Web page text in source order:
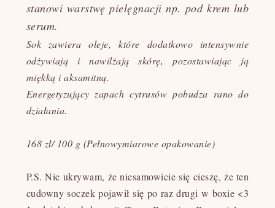
stanowi warstwę pielęgnacji np. pod krem lub
serum.
Sok zawiera oleje, które dodatkowo intensywnie
odżywiają i nawilżają skórę, pozostawiając ją
miękką i aksamitną.
Energetyzujący zapach cytrusów pobudza rano do
działania.
168 zł/ 100 g (Pełnowymiarowe opakowanie)
P.S.Nie ukrywam, że niesamowicie się cieszę, że ten
cudowny soczek pojawił się po raz drugi w boxie <3